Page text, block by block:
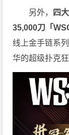
另外，
四
35,000刀「
线上金手链系
华的超级扑克狂